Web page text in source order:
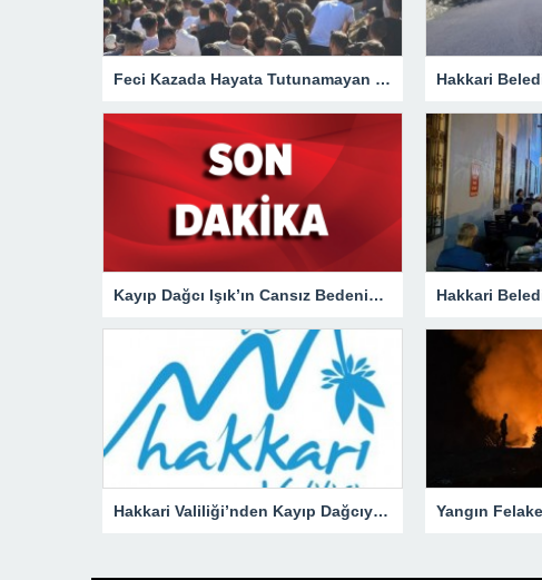
Feci Kazada Hayata Tutunamayan Ertunç Toprağa Verildi
Kayıp Dağcı Işık’ın Cansız Bedenine Ulaşıldı!
Hakkari Valiliği’nden Kayıp Dağcıya İlişkin Açıklama!